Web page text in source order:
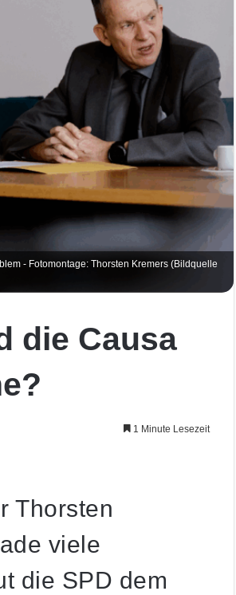
- Fotomontage: Thorsten Kremers (Bildquelle
die Causa
1 Minute Lesezeit
Thorsten
viele
die SPD dem